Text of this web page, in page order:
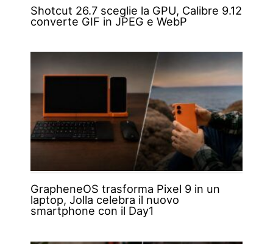
Shotcut 26.7 sceglie la GPU, Calibre 9.12
converte GIF in JPEG e WebP
GrapheneOS trasforma Pixel 9 in un
laptop, Jolla celebra il nuovo
smartphone con il Day1